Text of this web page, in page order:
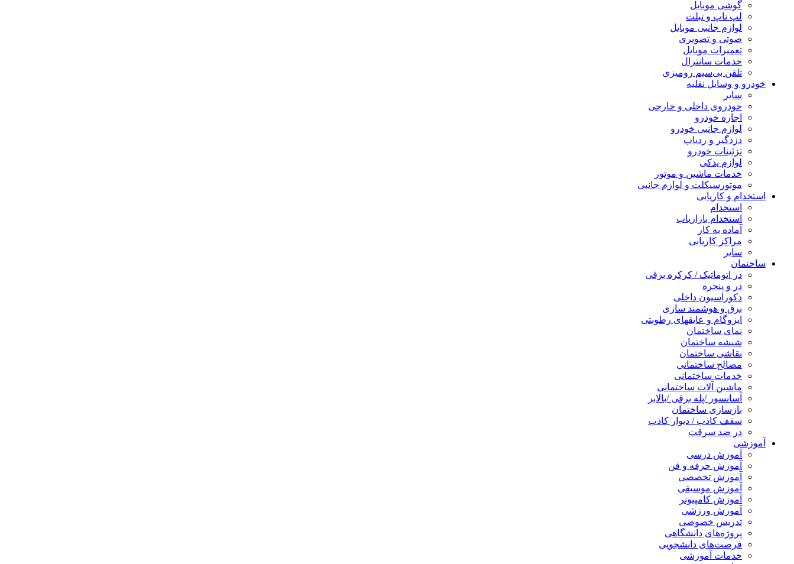
گوشی موبایل
لپ تاپ و تبلت
لوازم جانبی موبایل
صوتی و تصویری
تعمیرات موبایل
خدمات سانترال
تلفن بی‌سیم رومیزی
خودرو و وسایل نقلیه
سایر
خودروی داخلی و خارجی
اجاره خودرو
لوازم جانبی خودرو
دزدگیر و ردیاب
تزئینات خودرو
لوازم یدکی
خدمات ماشین و موتور
موتورسیکلت و لوازم جانبی
استخدام و کاریابی
استخدام
استخدام بازاریاب
آماده به کار
مراکز کاریابی
سایر
ساختمان
در اتوماتیک / کرکره برقی
در و پنجره
دکوراسیون داخلی
برق و هوشمند سازی
ایزوگام و عایقهای رطوبتی
نمای ساختمان
شیشه ساختمان
نقاشی ساختمان
مصالح ساختمانی
خدمات ساختمانی
ماشین آلات ساختمانی
آسانسور /پله برقی /بالابر
بازسازی ساختمان
سقف کاذب / دیوار کاذب
در ضد سرقت
آموزشی
آموزش درسی
آموزش حرفه و فن
آموزش تخصصی
آموزش موسیقی
آموزش کامپیوتر
آموزش ورزشی
تدریس خصوصی
پروژه‌های دانشگاهی
فرصت‌های دانشجویی
خدمات آموزشی